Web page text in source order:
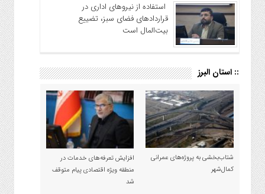
استفاده از نیروهای اداری در
قراردادهای فضای سبز، تضییع
بیت‌المال است
:: استان البرز
شتاب‌بخشی به پروژه‌های عمرانی
کمال‌شهر
افزایش تعرفه‌های خدمات در
منطقه ویژه اقتصادی پیام متوقف
شد